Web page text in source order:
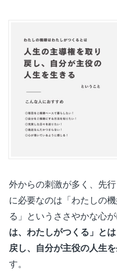
外からの刺激が多く、先
に必要なのは「わたしの
る」というささやかな心が
は、わたしがつくる」と
戻し、自分が主役の人生
す。